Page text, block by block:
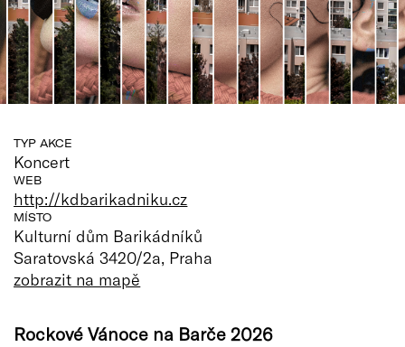
TYP AKCE
Koncert
WEB
http://kdbarikadniku.cz
MÍSTO
Kulturní dům Barikádníků
Saratovská 3420/2a, Praha
zobrazit na mapě
Rockové Vánoce na Barče 2026